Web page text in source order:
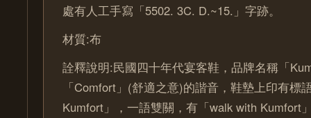
處有人工手寫「5502. 3C. D.~15.」字跡。
材質:布
詮釋說明:民國四十年代宴客鞋，品牌名稱「
「Comfort」(舒適之意)的諧音，鞋墊上印有標
Kumfort」，一語雙關，有「walk with Kumfort